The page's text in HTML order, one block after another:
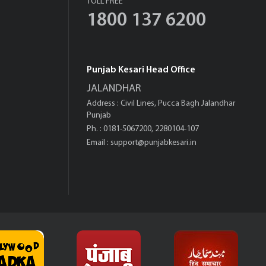
1800 137 6200
Punjab Kesari Head Office
JALANDHAR
Address : Civil Lines, Pucca Bagh Jalandhar
Punjab
Ph. : 0181-5067200, 2280104-107
Email : support@punjabkesari.in